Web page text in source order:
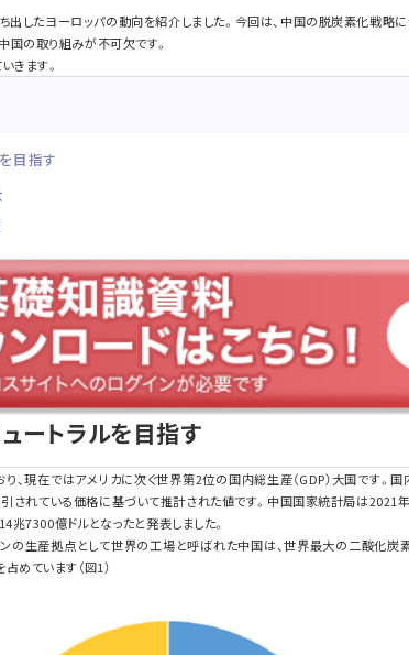
出したヨーロッパの動向を紹介しました。今回は、中国の脱炭素化戦略
国の取り組みが不可欠です。
きます。
目指す
ートラルを目指す
、現在ではアメリカに次ぐ世界第2位の国内総生産（GDP）大国です。
されている価格に基づいて推計された値です。中国国家統計局は2021
7300億ドルとなったと発表しました。
の生産拠点として世界の工場と呼ばれた中国は、世界最大の二酸化炭素
めています（図1）